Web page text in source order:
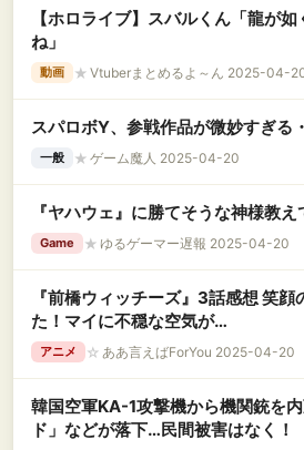
【ホロライブ】スバルくん「龍が
ね」
動画 ★ Vtuberまとめるよ～ん 2025-04-
スパロボY、参戦作品が微妙すぎる
一般 ★ ゲーム魔人 2025-04-20
『ヤハウェ』に勝てそうな神様教え
Game ★ ゆるゲーマー遅報 2025-04-20
『前橋ウィッチーズ』3話感想 笑
た！マイに不穏な空気が…
アニメ ☆ ああ言えばForYou 2025-04-20
韓国空軍KA-1攻撃機から機関銃を
ド」などが落下…民間被害はなく！